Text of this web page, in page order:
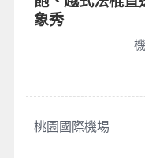
象秀
桃園國際機場